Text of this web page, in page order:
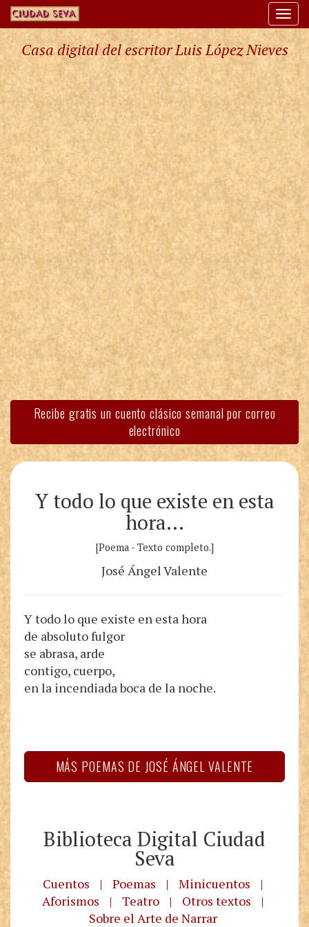
Casa digital del escritor Luis López Nieves
Recibe gratis un cuento clásico semanal por correo
electrónico
Y todo lo que existe en esta
hora…
[Poema - Texto completo.]
José Ángel Valente
Y todo lo que existe en esta hora
de absoluto fulgor
se abrasa, arde
contigo, cuerpo,
en la incendiada boca de la noche.
MÁS POEMAS DE JOSÉ ÁNGEL VALENTE
Biblioteca Digital Ciudad
Seva
Cuentos | Poemas | Minicuentos
|
Aforismos
| Teatro | Otros textos
|
Sobre el Arte de Narrar